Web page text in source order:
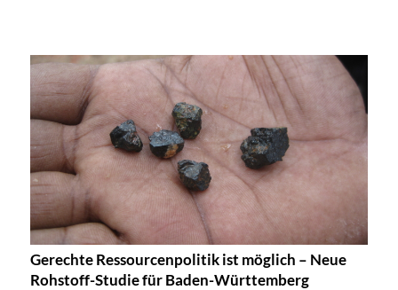
Gerechte Ressourcenpolitik ist möglich – Neue
Rohstoff-Studie für Baden-Württemberg